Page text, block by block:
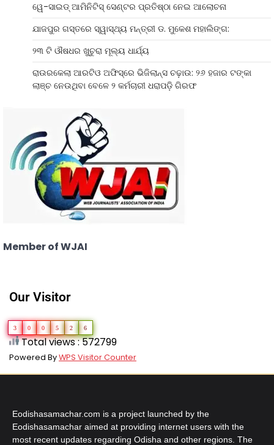
ୱେ-ସାଇଡ୍‌ ଆମିନିଟିସ୍‌ ସେଣ୍ଟର ପ୍ରତିଷ୍ଠା ନେଇ ଆଲୋଚନା
ଯାଜପୁର ଗସ୍ତରେ ସ୍ୱାସ୍ଥ୍ୟ ମନ୍ତ୍ରୀ ଡ. ମୁକେଶ ମହାଲିଙ୍ଗ:
୨୩ ଟି ଔଷଧର ଖୁଚୁରା ମୂଲ୍ୟ ଧାର୍ଯ୍ୟ
ରାଉରକେଲା ଆରଟିଓ ଅଫିସ୍‌ରେ ଭିଜିଲାନ୍ସ ଚଢ଼ାଉ: ୨୬ ହଜାର ଟଙ୍କା
ଲାଞ୍ଚ ନେଉଥିବା ବେଳେ ୨ କର୍ମଚାରୀ ଧରାପଡ଼ି ଗିରଫ
Member of WJAI
Our Visitor
3 0 0 5 2 6
Total views : 572799
Powered ByWPS Visitor Counter
Eodishasamachar.com is a project launched by the
Eodishasamachar aimed at providing internet users with the
most recent updates regarding Odisha and other regions. The